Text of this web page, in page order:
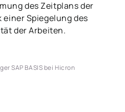
des Zeitplans der
Spiegelung des
der Arbeiten.
SAP BASIS bei Hicron